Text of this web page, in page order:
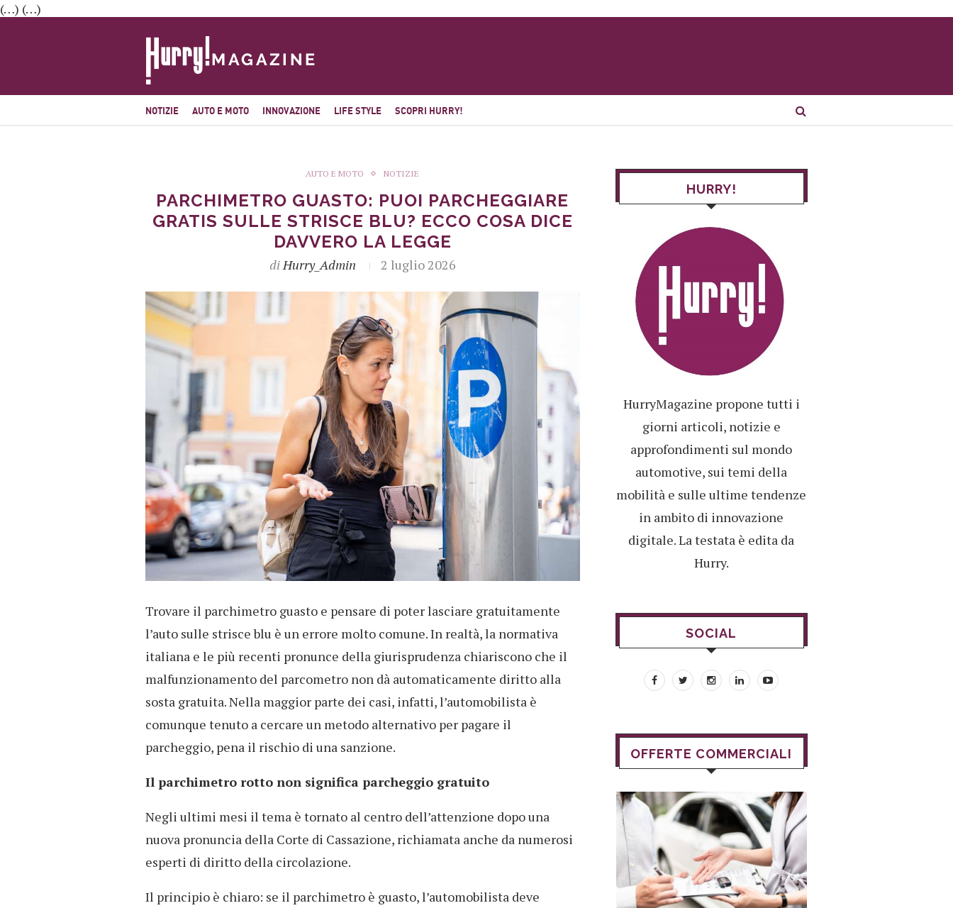
(…) (…)
NOTIZIE AUTO E MOTO INNOVAZIONE LIFE STYLE SCOPRI HURRY!
AUTO E MOTO NOTIZIE
PARCHIMETRO GUASTO: PUOI PARCHEGGIARE
GRATIS SULLE STRISCE BLU? ECCO COSA DICE
DAVVERO LA LEGGE
diHurry_Admin 2 luglio 2026
Trovare il parchimetro guasto e pensare di poter lasciare gratuitamente
l’auto sulle strisce blu è un errore molto comune. In realtà, la normativa
italiana e le più recenti pronunce della giurisprudenza chiariscono che il
malfunzionamento del parcometro non dà automaticamente diritto alla
sosta gratuita. Nella maggior parte dei casi, infatti, l’automobilista è
comunque tenuto a cercare un metodo alternativo per pagare il
parcheggio, pena il rischio di una sanzione.
Il parchimetro rotto non significa parcheggio gratuito
Negli ultimi mesi il tema è tornato al centro dell’attenzione dopo una
nuova pronuncia della Corte di Cassazione, richiamata anche da numerosi
esperti di diritto della circolazione.
Il principio è chiaro: se il parchimetro è guasto, l’automobilista deve
HURRY!
HurryMagazine propone tutti i
giorni articoli, notizie e
approfondimenti sul mondo
automotive, sui temi della
mobilità e sulle ultime tendenze
in ambito di innovazione
digitale. La testata è edita da
Hurry.
SOCIAL
OFFERTE COMMERCIALI